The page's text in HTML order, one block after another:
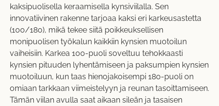
kaksipuolisella keraamisella kynsiviilalla. Sen
innovatiivinen rakenne tarjoaa kaksi eri karkeusastetta
(100/180), mikä tekee siitä poikkeuksellisen
monipuolisen työkalun kaikkiin kynsien muotoilun
vaiheisiin. Karkea 100-puoli soveltuu tehokkaasti
kynsien pituuden lyhentämiseen ja paksumpien kynsien
muotoiluun, kun taas hienojakoisempi 180-puoli on
omiaan tarkkaan viimeistelyyn ja reunan tasoittamiseen.
Tämän viilan avulla saat aikaan sileän ja tasaisen